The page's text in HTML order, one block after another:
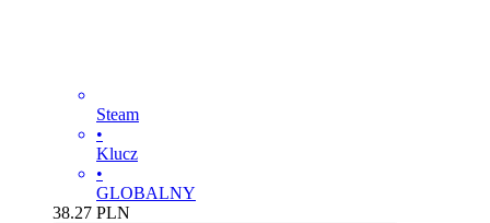
Steam
•
Klucz
•
GLOBALNY
38.27 PLN